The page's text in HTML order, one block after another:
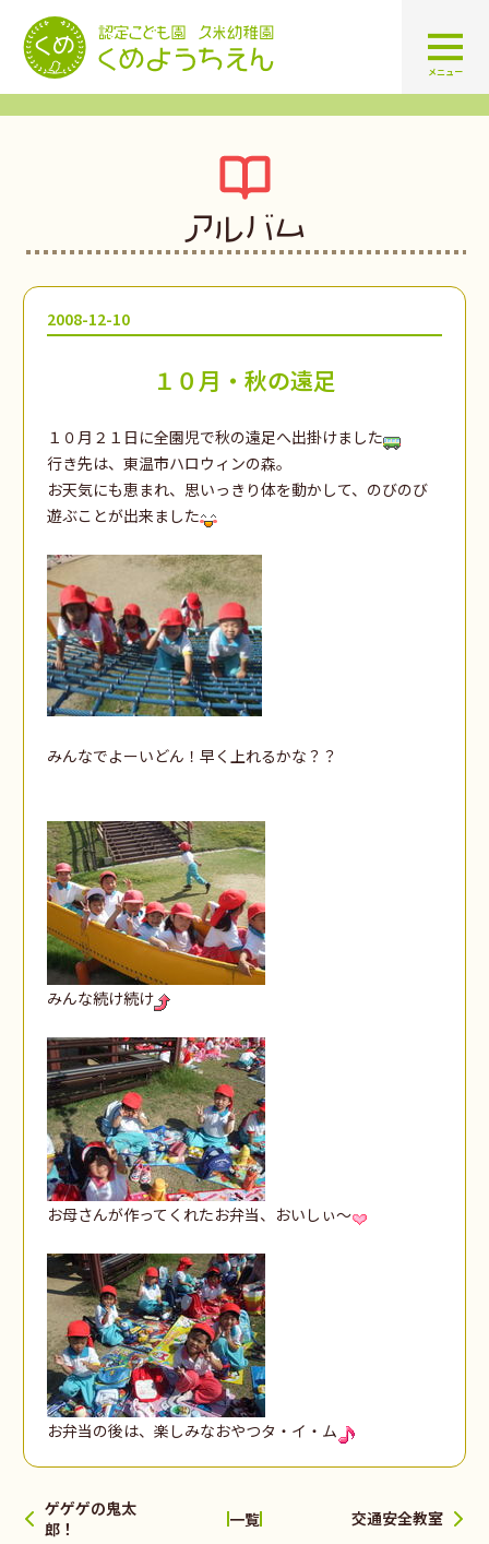
認定こども園 学校法人久米幼
メニュー
アルバム
2008-12-10
１０月・秋の遠足
１０月２１日に全園児で秋の遠足へ出掛けました
行き先は、東温市ハロウィンの森。
お天気にも恵まれ、思いっきり体を動かして、のびのび
遊ぶことが出来ました
みんなでよーいどん！早く上れるかな？？
みんな続け続け
お母さんが作ってくれたお弁当、おいしぃ～
お弁当の後は、楽しみなおやつタ・イ・ム
ゲゲゲの鬼太
郎！
一覧 交通安全教室